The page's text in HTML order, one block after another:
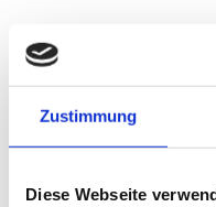
Zustimmung
Diese Webseite
LEHRGÄNGE -
Infos und